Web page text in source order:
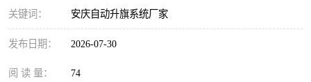
关键词： 安庆自动升旗系统厂家
发布日期： 2026-07-30
阅 读 量： 74